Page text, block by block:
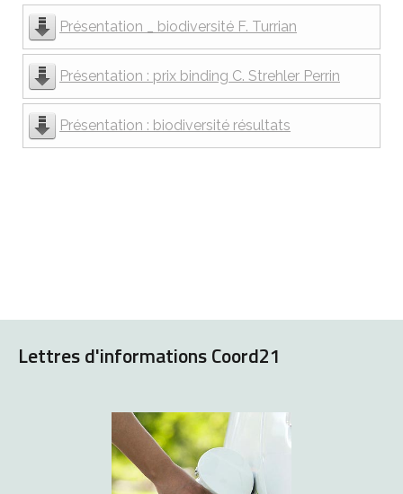
Présentation _ biodiversité F. Turrian
Présentation : prix binding C. Strehler Perrin
Présentation : biodiversité résultats
Lettres d'informations Coord21